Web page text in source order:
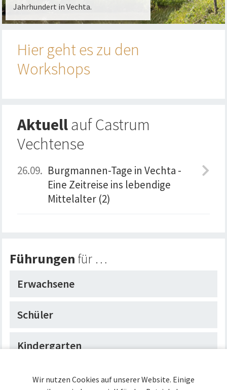
Jahrhundert in Vechta.
Hier geht es zu den
Workshops
Aktuellauf Castrum
Vechtense
26.09. Burgmannen-Tage in Vechta -
Eine Zeitreise ins lebendige
Mittelalter (2)
Führungen für …
Erwachsene
Schüler
Kindergarten
Kindergeburtstag
Wir nutzen Cookies auf unserer Website. Einige